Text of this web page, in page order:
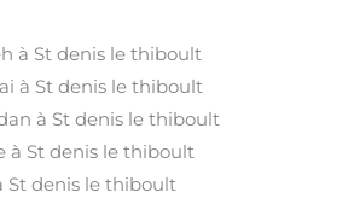
à St denis le thiboult
à St denis le thiboult
à St denis le thiboult
à St denis le thiboult
St denis le thiboult